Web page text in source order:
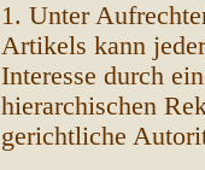
1. Unter
Artikels kann
Interesse durch
hierarchischen
gerichtliche